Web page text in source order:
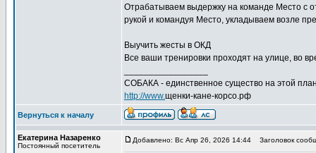
Отрабатываем выдержку на команде Место с
рукой и командуя Место, укладываем возле
Выучить жесты в ОКД
Все ваши тренировки проходят на улице, во
СОБАКА - единственное существо на этой
http://www.щенки-кане-корсо.рф
Вернуться к началу
Екатерина Назаренко
Постоянный посетитель
Добавлено: Вс Апр 26, 2026 14:44 Заголовок